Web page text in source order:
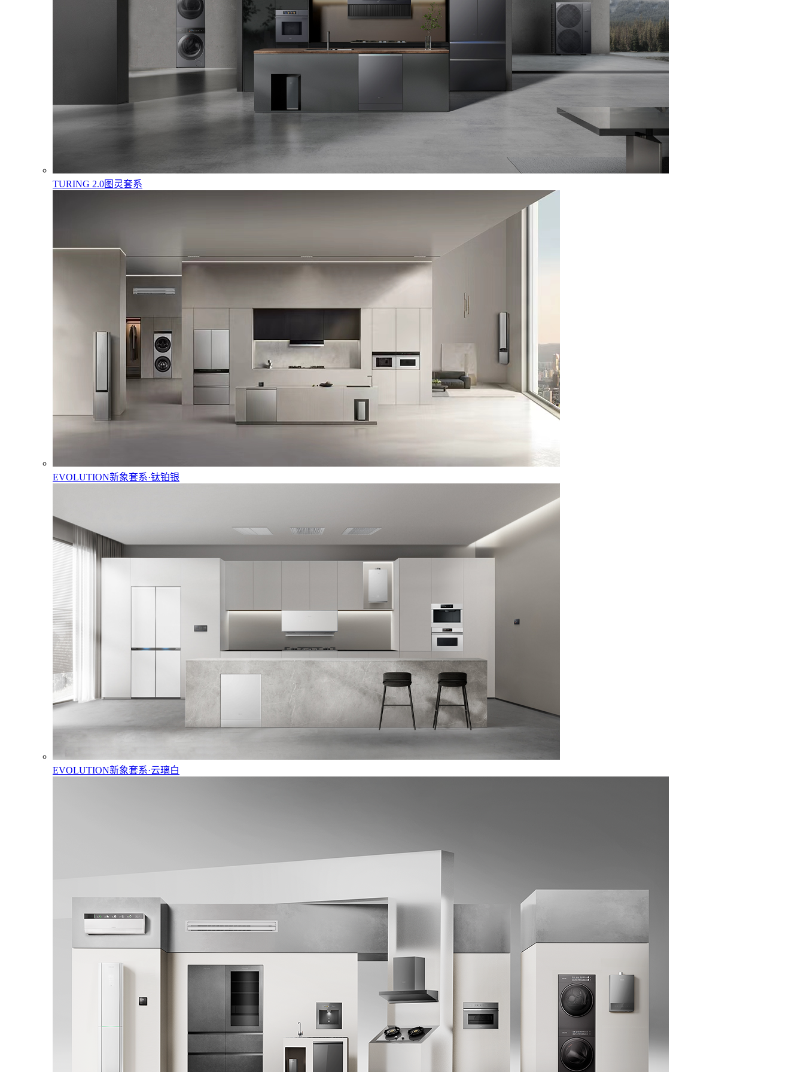
TURING 2.0图灵套系
EVOLUTION新象套系·钛铂银
EVOLUTION新象套系·云璃白